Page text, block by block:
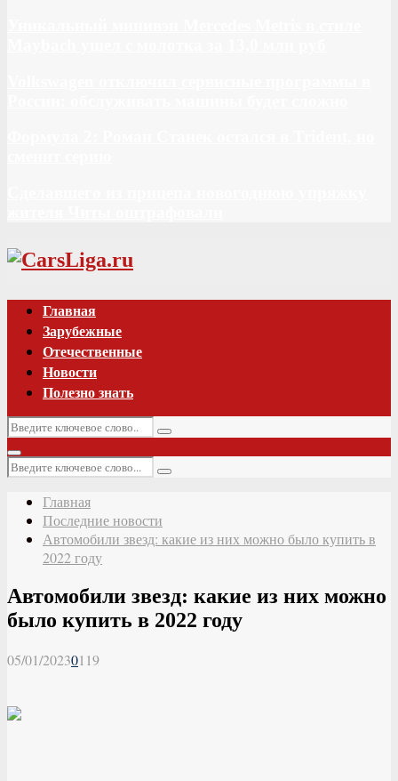
Vk
Главная
Зарубежные
Отечественные
Новости
Полезно знать
Искать:
Поиск
Основное
меню
Искать:
Поиск
Главная
Последние новости
Автомобили звезд: какие из них можно было купить в
2022 году
Автомобили звезд: какие из них можно
было купить в 2022 году
05/01/20230119